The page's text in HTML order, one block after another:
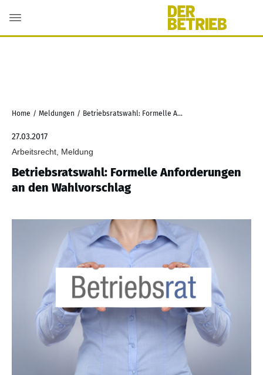
Home / Meldungen / Betriebsratswahl: Formelle Anforderungen an den Wahlvorschlag
27.03.2017
Arbeitsrecht, Meldung
Betriebsratswahl: Formelle Anforderungen
an den Wahlvorschlag